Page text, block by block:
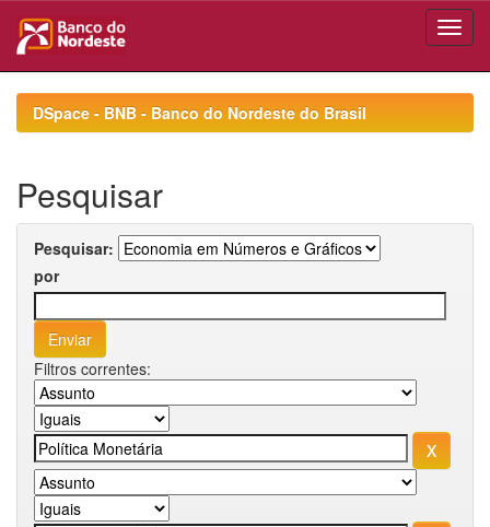
navigationDSpace - BNB - Banco do Nordeste do Brasil
Pesquisar
Pesquisar:
por
Filtros correntes: